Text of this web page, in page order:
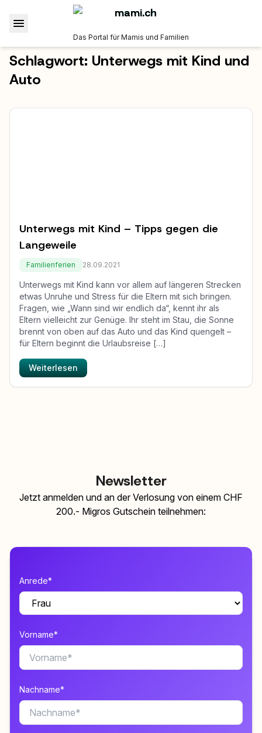
Das Portal für Mamis und Familien
Schlagwort: Unterwegs mit Kind und
Auto
Unterwegs mit Kind – Tipps gegen die
Langeweile
Familienferien 28.09.2021
Unterwegs mit Kind kann vor allem auf längeren Strecken
etwas Unruhe und Stress für die Eltern mit sich bringen.
Fragen, wie „Wann sind wir endlich da“, kennt ihr als
Eltern vielleicht zur Genüge. Ihr steht im Stau, die Sonne
brennt von oben auf das Auto und das Kind quengelt –
für Eltern beginnt die Urlaubsreise […]
Weiterlesen
Newsletter
Jetzt anmelden und an der Verlosung von einem CHF
200.- Migros Gutschein teilnehmen:
Anrede*
Vorname*
Nachname*